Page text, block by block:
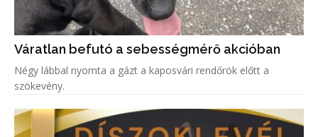
Váratlan befutó a sebességmérő akcióban
Négy lábbal nyomta a gázt a kaposvári rendőrök előtt a
szökevény.